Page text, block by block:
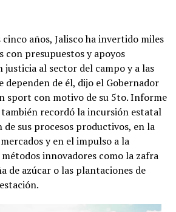
años, Jalisco ha invertido miles
con presupuestos y apoyos
justicia al sector del campo y a las
dependen de él, dijo el Gobernador
sport con motivo de su 5to. Informe
también recordó la incursión estatal
sus procesos productivos, en la
y en el impulso a la
innovadores como la zafra
de azúcar o las plantaciones de